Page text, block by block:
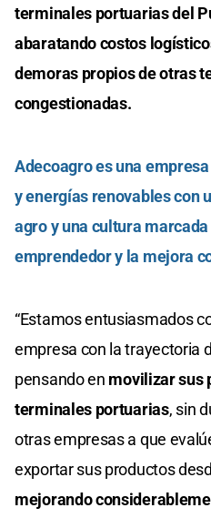
terminales portuarias del
abaratando costos
demoras propios de otras
congestionadas.
Adecoagro es una
y energías renovables con
agro y una cultura
emprendedor y la mejora
“Estamos entusiasmados
empresa con la trayectoria
pensando en movilizar sus
terminales portuarias, sin
otras empresas a que
exportar sus productos
mejorando